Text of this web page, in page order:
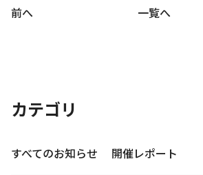
前へ 一覧へ
カテゴリ
すべてのお知らせ 開催レポート